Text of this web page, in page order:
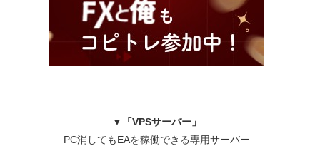
▼
「VPSサーバー」
PC消してもEAを稼働できる専用サーバー